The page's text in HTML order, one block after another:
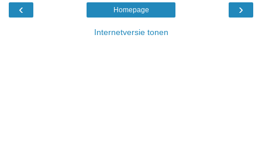
‹ ›
Homepage
Internetversie tonen